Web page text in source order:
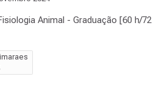
Animal - Graduação [60 h/72